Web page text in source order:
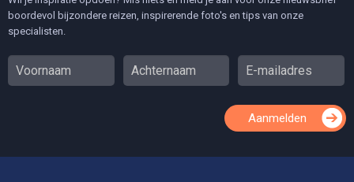
boordevol bijzondere reizen, inspirerende foto's en tips van onze
specialisten.
Aanmelden